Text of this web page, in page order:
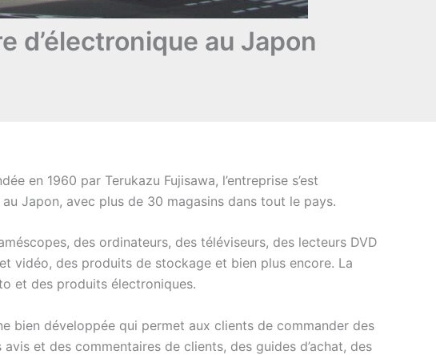
d’électronique au Japon
en 1960 par Terukazu Fujisawa, l’entreprise s’est
Japon, avec plus de 30 magasins dans tout le pays.
des ordinateurs, des téléviseurs, des lecteurs DVD
vidéo, des produits de stockage et bien plus encore. La
et des produits électroniques.
bien développée qui permet aux clients de commander des
et des commentaires de clients, des guides d’achat, des